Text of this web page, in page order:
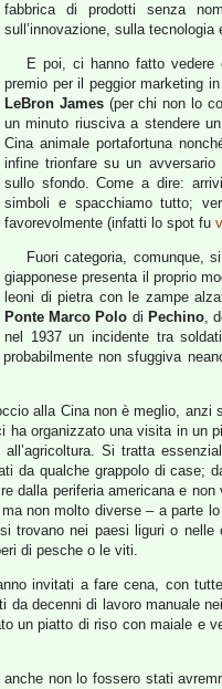
fabbrica di prodotti senza
sull’innovazione, sulla tecnologia
E poi, ci hanno fatto vedere
premio per il peggior marketing
LeBron James(per chi non lo
un minuto riusciva a stendere
Cina animale portafortuna
infine trionfare su un
sullo sfondo. Come a dire:
simboli e spacchiamo tutto;
favorevolmente (infatti lo spot fu
Fuori categoria, comunque,
giapponese presenta il proprio
leoni di pietra con le zampe
Ponte Marco Polo di Pechino,
nel 1937 un incidente tra
non sfuggiva
alla Cina non è meglio,
ha organizzato una visita in
Si tratta
da qualche grappolo di case;
dalla periferia americana e
non molto diverse – a parte
trovano nei paesi liguri o
di pesche o le viti.
invitati a fare cena, con
da decenni di lavoro manuale
un piatto di riso con maiale e
anche non lo fossero stati